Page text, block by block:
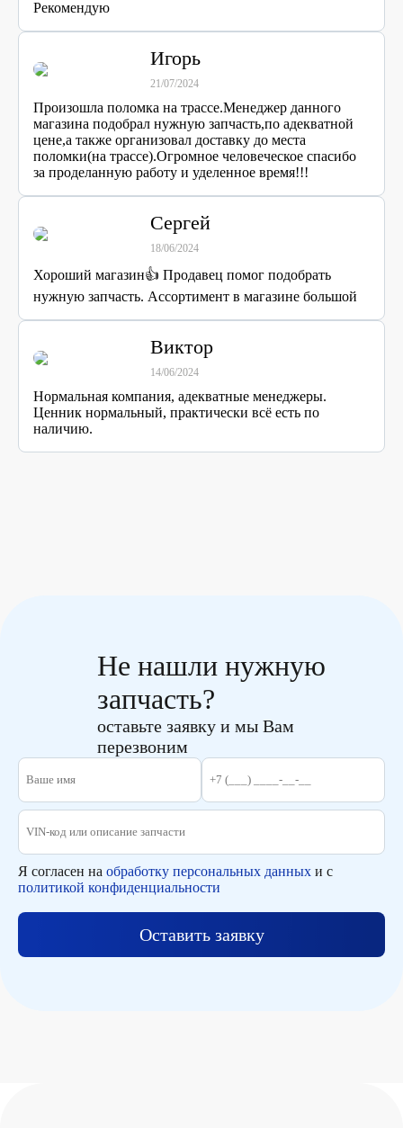
Рекомендую
Игорь
21/07/2024
Произошла поломка на трассе.Менеджер данного
магазина подобрал нужную запчасть,по адекватной
цене,а также организовал доставку до места
поломки(на трассе).Огромное человеческое спасибо
за проделанную работу и уделенное время!!!
Сергей
18/06/2024
Хороший магазин👍 Продавец помог подобрать
нужную запчасть. Ассортимент в магазине большой
Виктор
14/06/2024
Нормальная компания, адекватные менеджеры.
Ценник нормальный, практически всё есть по
наличию.
Не нашли нужную
запчасть?
оставьте заявку и мы Вам
перезвоним
Я согласен на обработку персональных данных и с
политикой конфиденциальности
Оставить заявку